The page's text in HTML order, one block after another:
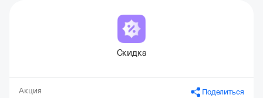
Скидка
Акция Поделиться